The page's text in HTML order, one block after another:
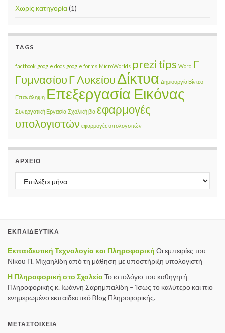
Χωρίς κατηγορία(1)
TAGS
factbook google docs google forms MicroWorlds prezitips Word Γ
ΓυμνασίουΓ ΛυκείουΔίκτυα Δημιουργία Βίντεο
Επανάληψη Επεξεργασία Εικόνας
Συνεργατική Εργασία Σχολική βία εφαρμογές
υπολογιστών εφαρμογές υπολογσιτών
ΑΡΧΕΊΟ
Αρχείο
ΕΚΠΑΙΔΕΥΤΙΚΆ
Εκπαιδευτική Τεχνολογία και Πληροφορική Οι εμπειρίες του
Νίκου Π. Μιχαηλίδη από τη μάθηση με υποστήριξη υπολογιστή
Η Πληροφορική στο Σχολείο Το ιστολόγιο του καθηγητή
Πληροφορικής κ. Ιωάννη Σαρημπαλίδη – Ίσως το καλύτερο και πιο
ενημερωμένο εκπαιδευτικό Blog Πληροφορικής.
ΜΕΤΑΣΤΟΙΧΕΊΑ